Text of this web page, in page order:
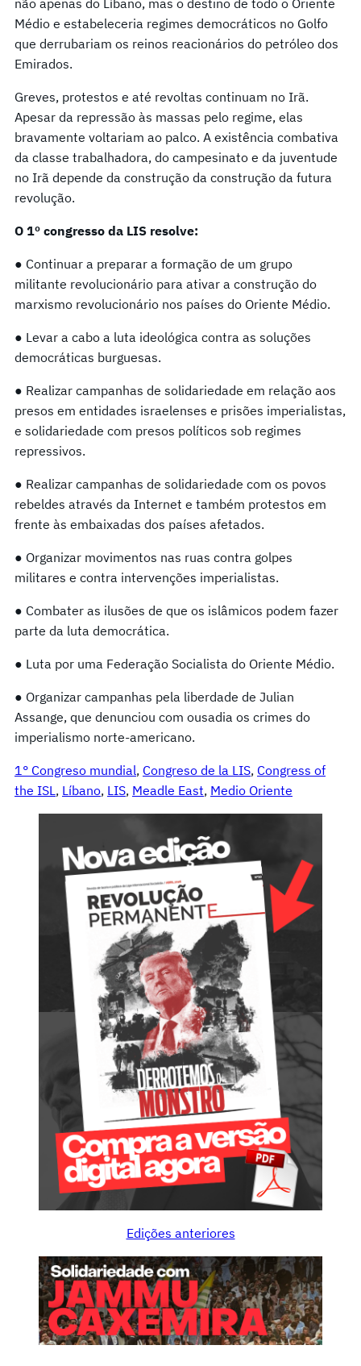
Médio e estabeleceria regimes democráticos no Golfo
que derrubariam os reinos reacionários do petróleo dos
Emirados.
Greves, protestos e até revoltas continuam no Irã.
Apesar da repressão às massas pelo regime, elas
bravamente voltariam ao palco. A existência combativa
da classe trabalhadora, do campesinato e da juventude
no Irã depende da construção da construção da futura
revolução.
O 1º congresso da LIS resolve:
● Continuar a preparar a formação de um grupo
militante revolucionário para ativar a construção do
marxismo revolucionário nos países do Oriente Médio.
● Levar a cabo a luta ideológica contra as soluções
democráticas burguesas.
● Realizar campanhas de solidariedade em relação aos
presos em entidades israelenses e prisões imperialistas,
e solidariedade com presos políticos sob regimes
repressivos.
● Realizar campanhas de solidariedade com os povos
rebeldes através da Internet e também protestos em
frente às embaixadas dos países afetados.
● Organizar movimentos nas ruas contra golpes
militares e contra intervenções imperialistas.
● Combater as ilusões de que os islâmicos podem fazer
parte da luta democrática.
● Luta por uma Federação Socialista do Oriente Médio.
● Organizar campanhas pela liberdade de Julian
Assange, que denunciou com ousadia os crimes do
imperialismo norte-americano.
1° Congreso mundial, Congreso de la LIS, Congress of
the ISL , Líbano, LIS, Meadle East, Medio Oriente
Edições anteriores